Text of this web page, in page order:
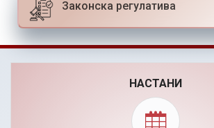
Законска регулатива
НАСТАНИ